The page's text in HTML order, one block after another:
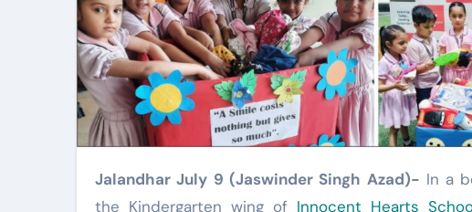
Jalandhar July 9 (Jaswinder Singh Azad)- In a
the Kindergarten wing of Innocent Hearts